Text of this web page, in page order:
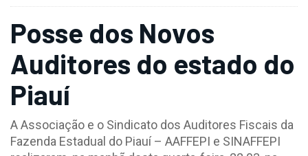
Posse dos Novos
Auditores do estado do
Piauí
A Associação e o Sindicato dos Auditores Fiscais da
Fazenda Estadual do Piauí – AAFFEPI e SINAFFEPI